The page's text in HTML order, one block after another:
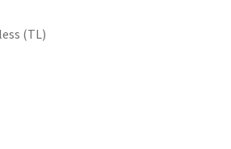
(TL)